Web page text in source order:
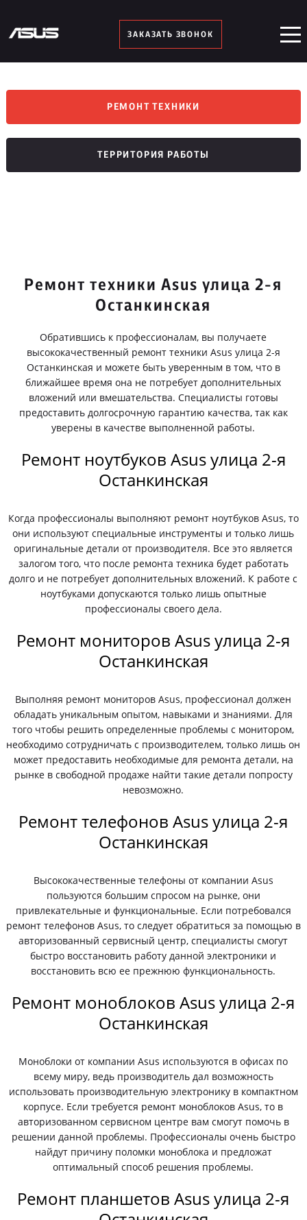
ЗАКАЗАТЬ ЗВОНОК
РЕМОНТ ТЕХНИКИ
ТЕРРИТОРИЯ РАБОТЫ
Ремонт техники Asus улица 2-я
Останкинская
Обратившись к профессионалам, вы получаете
высококачественный ремонт техники Asus улица 2-я
Останкинская и можете быть уверенным в том, что в
ближайшее время она не потребует дополнительных
вложений или вмешательства. Специалисты готовы
предоставить долгосрочную гарантию качества, так как
уверены в качестве выполненной работы.
Ремонт ноутбуков Asus улица 2-я
Останкинская
Когда профессионалы выполняют ремонт ноутбуков Asus, то
они используют специальные инструменты и только лишь
оригинальные детали от производителя. Все это является
залогом того, что после ремонта техника будет работать
долго и не потребует дополнительных вложений. К работе с
ноутбуками допускаются только лишь опытные
профессионалы своего дела.
Ремонт мониторов Asus улица 2-я
Останкинская
Выполняя ремонт мониторов Asus, профессионал должен
обладать уникальным опытом, навыками и знаниями. Для
того чтобы решить определенные проблемы с монитором,
необходимо сотрудничать с производителем, только лишь он
может предоставить необходимые для ремонта детали, на
рынке в свободной продаже найти такие детали попросту
невозможно.
Ремонт телефонов Asus улица 2-я
Останкинская
Высококачественные телефоны от компании Asus
пользуются большим спросом на рынке, они
привлекательные и функциональные. Если потребовался
ремонт телефонов Asus, то следует обратиться за помощью в
авторизованный сервисный центр, специалисты смогут
быстро восстановить работу данной электроники и
восстановить всю ее прежнюю функциональность.
Ремонт моноблоков Asus улица 2-я
Останкинская
Моноблоки от компании Asus используются в офисах по
всему миру, ведь производитель дал возможность
использовать производительную электронику в компактном
корпусе. Если требуется ремонт моноблоков Asus, то в
авторизованном сервисном центре вам смогут помочь в
решении данной проблемы. Профессионалы очень быстро
найдут причину поломки моноблока и предложат
оптимальный способ решения проблемы.
Ремонт планшетов Asus улица 2-я